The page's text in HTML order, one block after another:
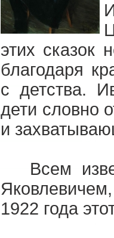
этих сказок
благодаря
с детства.
дети словно
и
Всем
1922 года